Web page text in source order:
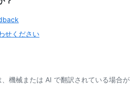
せください
機械または AI で翻訳されている場合が